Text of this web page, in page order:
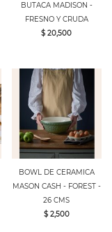
BUTACA MADISON -
FRESNO Y CRUDA
$ 20,500
BOWL DE CERAMICA
MASON CASH - FOREST -
26 CMS
$ 2,500